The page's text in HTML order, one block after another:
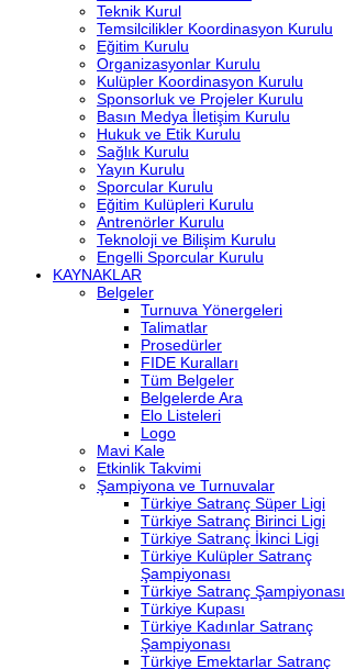
Teknik Kurul
Temsilcilikler Koordinasyon Kurulu
Eğitim Kurulu
Organizasyonlar Kurulu
Kulüpler Koordinasyon Kurulu
Sponsorluk ve Projeler Kurulu
Basın Medya İletişim Kurulu
Hukuk ve Etik Kurulu
Sağlık Kurulu
Yayın Kurulu
Sporcular Kurulu
Eğitim Kulüpleri Kurulu
Antrenörler Kurulu
Teknoloji ve Bilişim Kurulu
Engelli Sporcular Kurulu
KAYNAKLAR
Belgeler
Turnuva Yönergeleri
Talimatlar
Prosedürler
FIDE Kuralları
Tüm Belgeler
Belgelerde Ara
Elo Listeleri
Logo
Mavi Kale
Etkinlik Takvimi
Şampiyona ve Turnuvalar
Türkiye Satranç Süper Ligi
Türkiye Satranç Birinci Ligi
Türkiye Satranç İkinci Ligi
Türkiye Kulüpler Satranç
Şampiyonası
Türkiye Satranç Şampiyonası
Türkiye Kupası
Türkiye Kadınlar Satranç
Şampiyonası
Türkiye Emektarlar Satranç